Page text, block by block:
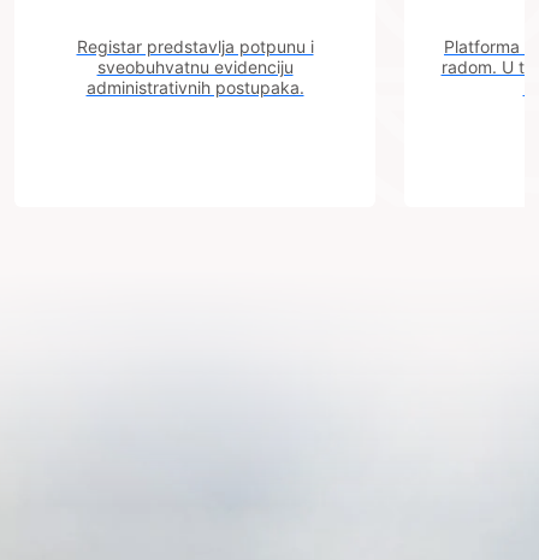
Registar predstavlja potpunu i
sveobuhvatnu evidenciju
administrativnih postupaka.
Platforma
radom. U